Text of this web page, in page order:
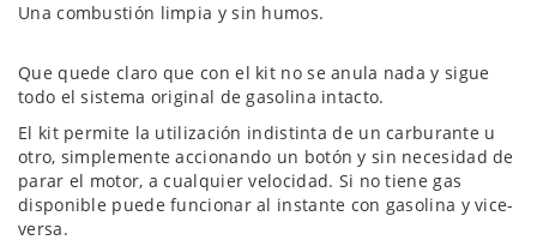
Una combustión limpia y sin humos.
Que quede claro que con el kit no se anula nada y sigue
todo el sistema original de gasolina intacto.
El kit permite la utilización indistinta de un carburante u
otro, simplemente accionando un botón y sin necesidad de
parar el motor, a cualquier velocidad. Si no tiene gas
disponible puede funcionar al instante con gasolina y vice-
versa.